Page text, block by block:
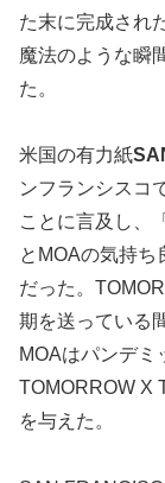
た末に完成され
魔法のような瞬
た。
米国の有力紙
ンフランシスコ
ことに言及し、
とMOAの気持ち
だった。
期を送っている
MOAはパンデミ
TOMORROW X
を与えた。